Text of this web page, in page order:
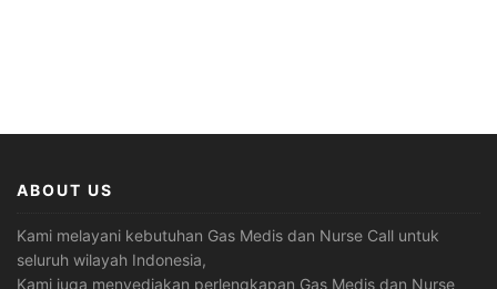
ABOUT US
Kami melayani kebutuhan Gas Medis dan Nurse Call untuk
seluruh wilayah Indonesia,
Kami juga menyediakan perlengkapan Gas Medis dan Nurse